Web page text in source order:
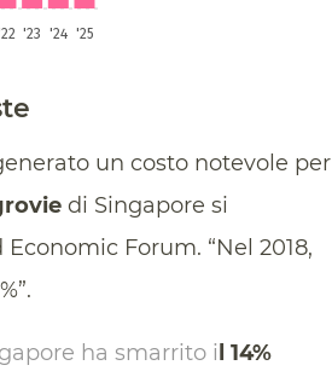
un costo notevole per
di Singapore si
Economic Forum. “Nel 2018,
ha smarrito i l 14%